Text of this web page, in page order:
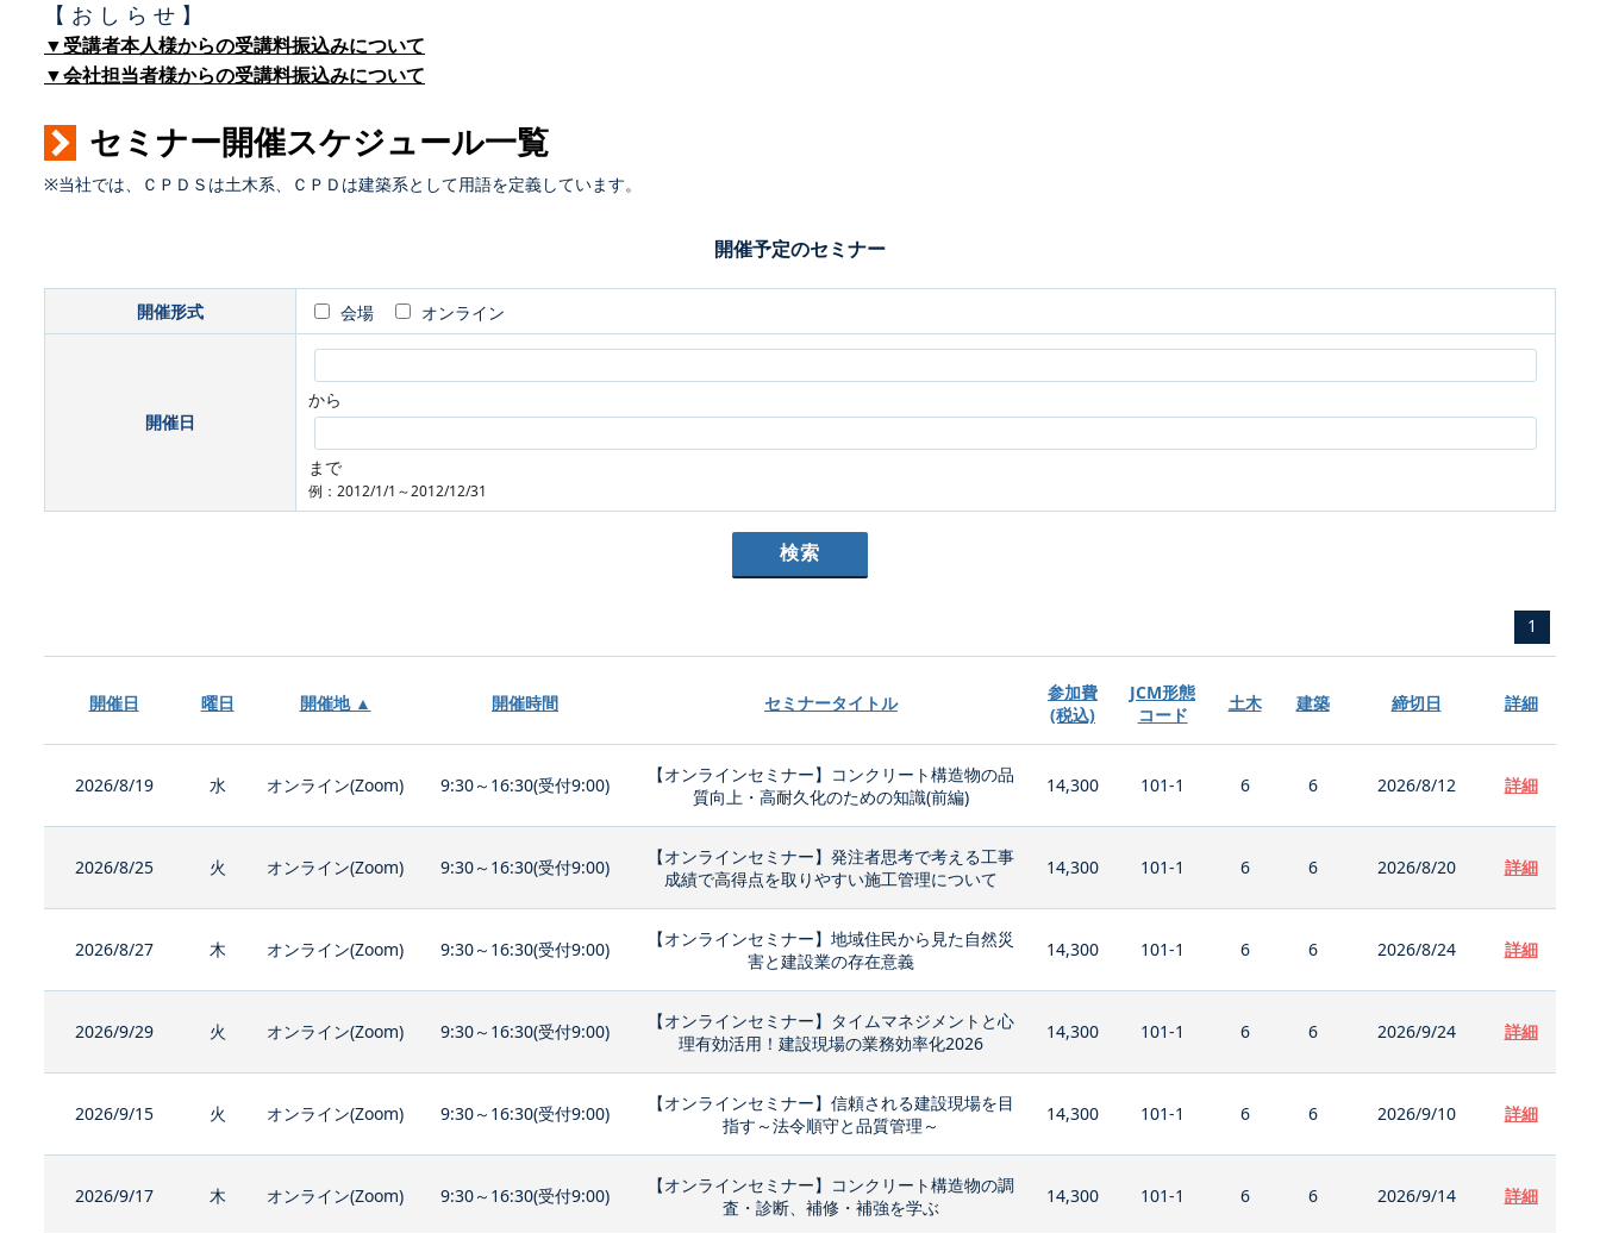
【 お し ら せ 】
▼受講者本人様からの受講料振込みについて
▼会社担当者様からの受講料振込みについて
セミナー開催スケジュール一覧
※当社では、ＣＰＤＳは土木系、ＣＰＤは建築系として用語を定義しています。
開催予定のセミナー
開催形式 会場 オンライン
開催日
から
まで
例：2012/1/1～2012/12/31
1
開催日 曜日 開催地 ▲ 開催時間 セミナータイトル
参加費
(税込)
JCM形態
コード
土木 建築 締切日 詳細
2026/8/19 水 オンライン(Zoom) 9:30～16:30(受付9:00)
【オンラインセミナー】コンクリート構造物の品
質向上・高耐久化のための知識(前編)
14,300 101-1 6 6 2026/8/12 詳細
2026/8/25 火 オンライン(Zoom) 9:30～16:30(受付9:00)
【オンラインセミナー】発注者思考で考える工事
成績で高得点を取りやすい施工管理について
14,300 101-1 6 6 2026/8/20 詳細
2026/8/27 木 オンライン(Zoom) 9:30～16:30(受付9:00)
【オンラインセミナー】地域住民から見た自然災
害と建設業の存在意義
14,300 101-1 6 6 2026/8/24 詳細
2026/9/29 火 オンライン(Zoom) 9:30～16:30(受付9:00)
【オンラインセミナー】タイムマネジメントと心
理有効活用！建設現場の業務効率化2026
14,300 101-1 6 6 2026/9/24 詳細
2026/9/15 火 オンライン(Zoom) 9:30～16:30(受付9:00)
【オンラインセミナー】信頼される建設現場を目
指す～法令順守と品質管理～
14,300 101-1 6 6 2026/9/10 詳細
2026/9/17 木 オンライン(Zoom) 9:30～16:30(受付9:00)
【オンラインセミナー】コンクリート構造物の調
査・診断、補修・補強を学ぶ
14,300 101-1 6 6 2026/9/14 詳細